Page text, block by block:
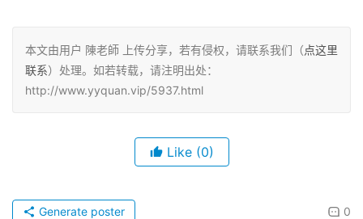
本文由用户 陳老師 上传分享，若有侵权，请联系我们（点这里
联系）处理。如若转载，请注明出处：
http://www.yyquan.vip/5937.html
Like (0)
0
Generate poster